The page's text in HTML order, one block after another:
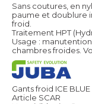
Sans coutures, en
paume et doublure
froid.
Traitement HPT
Usage :
chambres froides.
Gants froid ICE BLUE
Article SCAR